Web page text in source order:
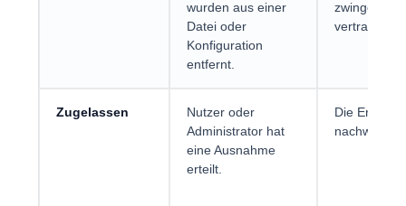
wurden aus einer
Datei oder
Konfiguration
entfernt.
zwingend
Zugelassen
Nutzer oder
Administrator hat
eine Ausnahme
erteilt.
Die